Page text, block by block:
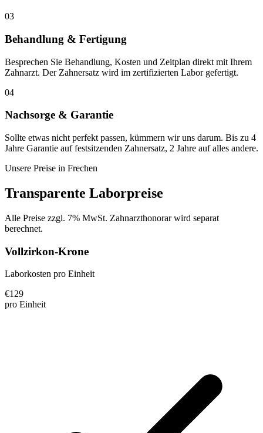
03
Behandlung & Fertigung
Besprechen Sie Behandlung, Kosten und Zeitplan direkt mit Ihrem
Zahnarzt. Der Zahnersatz wird im zertifizierten Labor gefertigt.
04
Nachsorge & Garantie
Sollte etwas nicht perfekt passen, kümmern wir uns darum. Bis zu 4
Jahre Garantie auf festsitzenden Zahnersatz, 2 Jahre auf alles andere.
Unsere Preise in Frechen
Transparente Laborpreise
Alle Preise zzgl. 7% MwSt. Zahnarzthonorar wird separat
berechnet.
Vollzirkon-Krone
Laborkosten pro Einheit
€129
pro Einheit